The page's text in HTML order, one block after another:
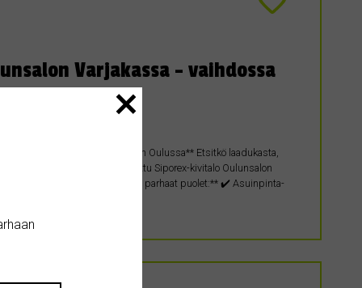
Varjakassa – vaihdossa
mahdollista keskusta-asuntoon Oulussa** Etsitkö laadukasta,
perin omaan käyttöön rakennettu Siporex-kivitalo Oulunsalon
398 000 €** ✨ **Kodin parhaat puolet:** ✔️ Asuinpinta-